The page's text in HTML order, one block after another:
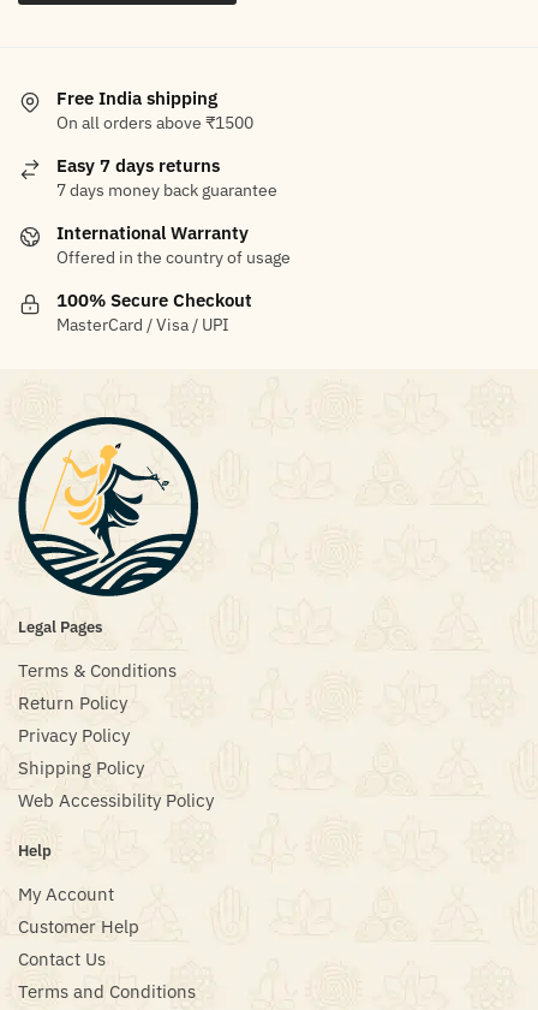
Free India shipping
On all orders above ₹1500
Easy 7 days returns
7 days money back guarantee
International Warranty
Offered in the country of usage
100% Secure Checkout
MasterCard / Visa / UPI
Legal Pages
Terms & Conditions
Return Policy
Privacy Policy
Shipping Policy
Web Accessibility Policy
Help
My Account
Customer Help
Contact Us
Terms and Conditions